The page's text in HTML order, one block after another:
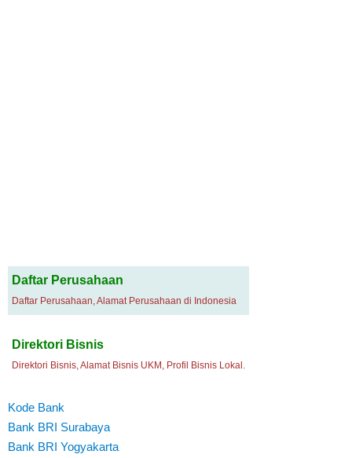
Daftar Perusahaan
Daftar Perusahaan, Alamat Perusahaan di Indonesia
Direktori Bisnis
Direktori Bisnis, Alamat Bisnis UKM, Profil Bisnis Lokal.
Kode Bank
Bank BRI Surabaya
Bank BRI Yogyakarta